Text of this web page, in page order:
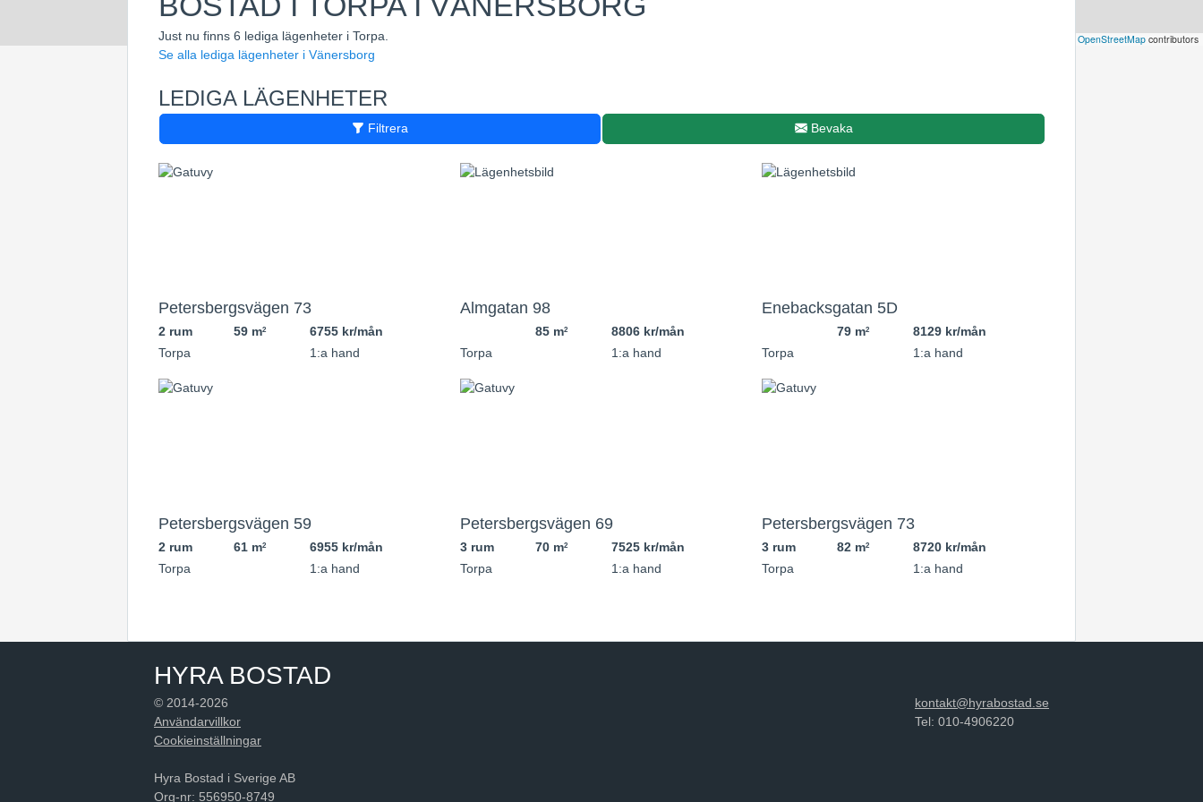
OpenStreetMap contributors
Just nu finns 6 lediga lägenheter i Torpa.
Se alla lediga lägenheter i Vänersborg
LEDIGA LÄGENHETER
Filtrera Bevaka
Petersbergsvägen 73
2 rum 59 m2
6755 kr/mån
Torpa
1:a hand
Almgatan 98
85 m2
8806 kr/mån
Torpa
1:a hand
Enebacksgatan 5D
79 m2
8129 kr/mån
Torpa
1:a hand
Petersbergsvägen 59
2 rum 61 m2
6955 kr/mån
Torpa
1:a hand
Petersbergsvägen 69
3 rum 70 m2
7525 kr/mån
Torpa
1:a hand
Petersbergsvägen 73
3 rum 82 m2
8720 kr/mån
Torpa
1:a hand
HYRA BOSTAD
kontakt@hyrabostad.se
Tel: 010-4906220
© 2014-2026
Användarvillkor
Cookieinställningar
Hyra Bostad i Sverige AB
Org-nr: 556950-8749